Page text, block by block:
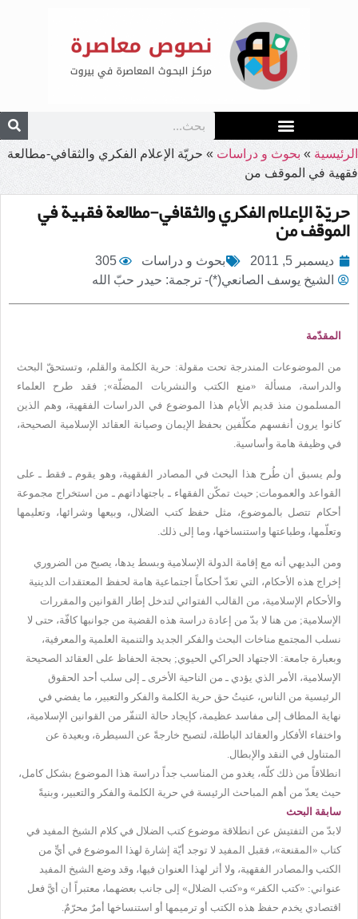
الرئيسية » بحوث و دراسات » حريّة الإعلام الفكري والثقافي-مطالعة
فقهية في الموقف من
حريّة الإعلام الفكري والثقافي-مطالعة فقهية في
الموقف من
ديسمبر 5, 2011 بحوث و دراسات
305
الشيخ يوسف الصانعي(*)- ترجمة: حيدر حبّ الله
المقدّمة
من الموضوعات المندرجة تحت مقولة: حرية الكلمة والقلم، وتستحقّ البحث
والدراسة، مسألة «منع الكتب والنشريات المضلّة»; فقد طرح العلماء
المسلمون منذ قديم الأيام هذا الموضوع في الدراسات الفقهية، وهم الذين
كانوا يرون أنفسهم مكلّفين بحفظ الإيمان وصيانة العقائد الإسلامية الصحيحة،
في وظيفة هامة وأساسية.
ولم يسبق أن طُرح هذا البحث في المصادر الفقهية، وهو يقوم ـ فقط ـ على
القواعد والعمومات; حيث تمكّن الفقهاء ـ باجتهاداتهم ـ من استخراج مجموعة
أحكام تتصل بالموضوع، مثل حفظ كتب الضلال، وبيعها وشرائها، وتعليمها
وتعلّمها، وطباعتها واستنساخها، وما إلى ذلك.
ومن البديهي أنه مع إقامة الدولة الإسلامية وبسط يدها، يصبح من الضروري
إخراج هذه الأحكام، التي تعدّ أحكاماً اجتماعية هامة لحفظ المعتقدات الدينية
والأحكام الإسلامية، من القالب الفتوائي لتدخل إطار القوانين والمقررات
الإسلامية; من هنا لا بدّ من إعادة دراسة هذه القضية من جوانبها كافّة، حتى لا
نسلب المجتمع مناخات البحث والفكر الجديد والتنمية العلمية والمعرفية،
وبعبارة جامعة: الاجتهاد الحراكي الحيوي; بحجة الحفاظ على العقائد الصحيحة
الإسلامية، الأمر الذي يؤدي ـ من الناحية الأخرى ـ إلى سلب أحد الحقوق
الرئيسية من الناس، عنيتُ حق حرية الكلمة والفكر والتعبير، ما يفضي في
نهاية المطاف إلى مفاسد عظيمة، كإيجاد حالة التنفّر من القوانين الإسلامية،
واختفاء الأفكار والعقائد الباطلة، لتصبح خارجةً عن السيطرة، وبعيدة عن
المتناول في النقد والإبطال.
انطلاقاً من ذلك كلّه، يغدو من المناسب جداً دراسة هذا الموضوع بشكل كامل،
حيث يعدّ من أهم المباحث الرئيسة في حرية الكلمة والفكر والتعبير، وبنيةً
سابقة البحث
لابدّ من التفتيش عن انطلاقة موضوع كتب الضلال في كلام الشيخ المفيد في
كتاب «المقنعة»، فقبل المفيد لا توجد أيّة إشارة لهذا الموضوع في أيٍّ من
الكتب والمصادر الفقهية، ولا أثر لهذا العنوان فيها، وقد وضع الشيخ المفيد
عنواني: «كتب الكفر» و«كتب الضلال» إلى جانب بعضهما، معتبراً أن أيَّ فعل
اقتصادي يخدم حفظ هذه الكتب أو ترميمها أو استنساخها أمرٌ محرّمٌ.